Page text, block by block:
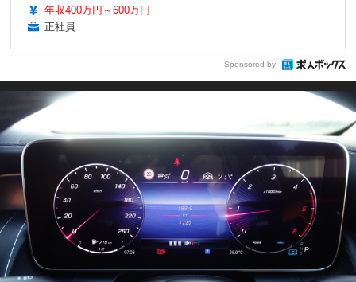
年収400万円～600万円
正社員
Sponsored by